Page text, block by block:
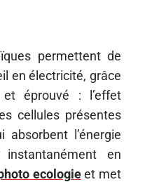
permettent de
en électricité, grâce
éprouvé : l’effet
cellules présentes
absorbent l’énergie
en
ecologieet met